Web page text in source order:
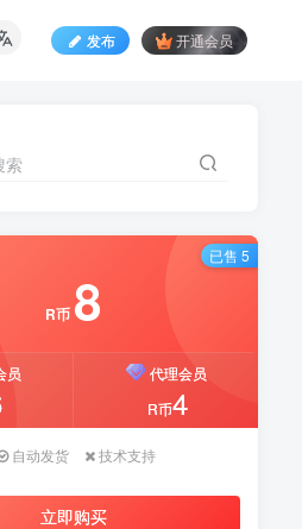
发布 开通会员
索
R币 8
员
代理会员
R币4
自动发货
技术支持
立即购买
已售 5